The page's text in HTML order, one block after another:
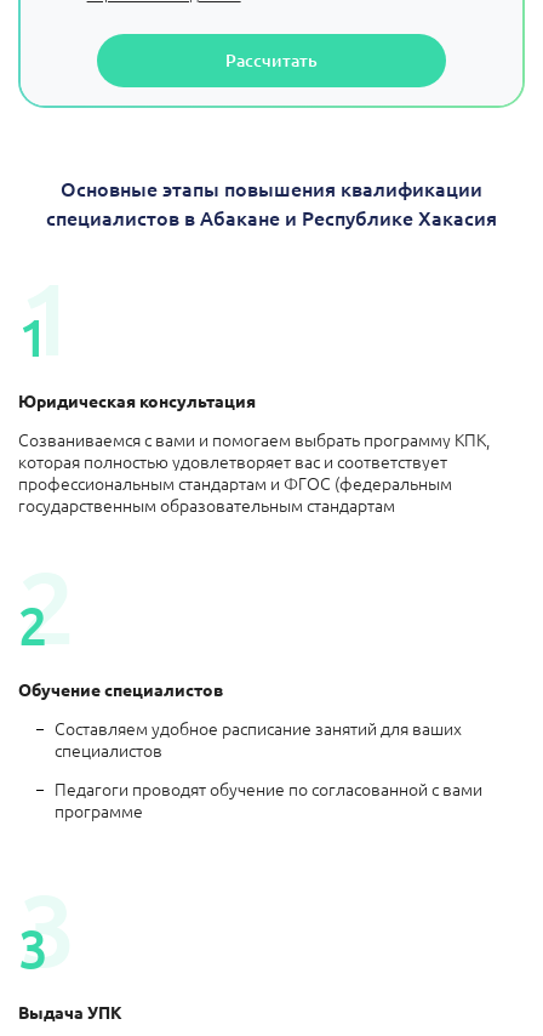
Рассчитать
Основные этапы повышения квалификации
специалистов в Абакане и Республике Хакасия
1
1
Юридическая консультация
Созваниваемся с вами и помогаем выбрать программу КПК,
которая полностью удовлетворяет вас и соответствует
профессиональным стандартам и ФГОС (федеральным
государственным образовательным стандартам
2
2
Обучение специалистов
Составляем удобное расписание занятий для ваших
специалистов
Педагоги проводят обучение по согласованной с вами
программе
3
3
Выдача УПК